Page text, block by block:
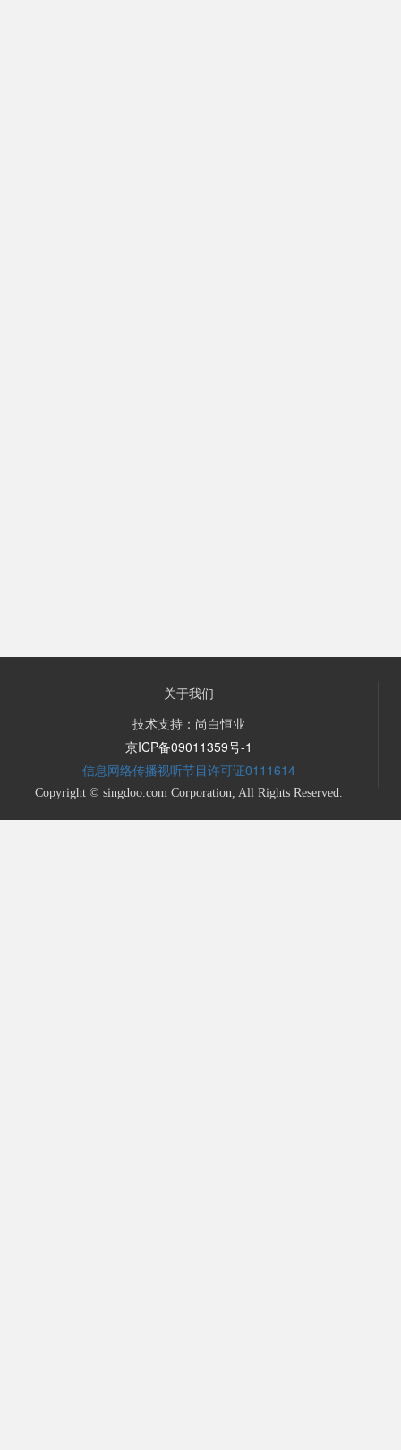
关于我们
技术支持：尚白恒业
京ICP备09011359号-1
信息网络传播视听节目许可证0111614
Copyright © singdoo.com Corporation, All Rights Reserved.